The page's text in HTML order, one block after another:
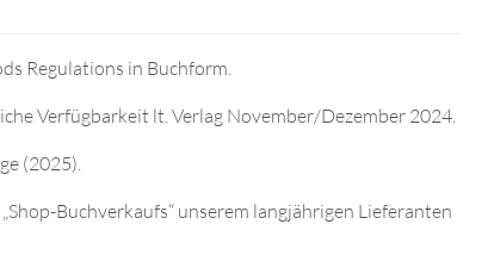
Regulations in Buchform.
Verfügbarkeit lt. Verlag November/Dezember 2024.
(2025).
Buchverkaufs“ unserem langjährigen Lieferanten